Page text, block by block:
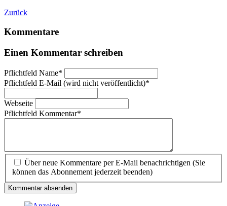
Zurück
Kommentare
Einen Kommentar schreiben
Pflichtfeld Name*
Pflichtfeld E-Mail (wird nicht veröffentlicht)*
Webseite
Pflichtfeld Kommentar*
Über neue Kommentare per E-Mail benachrichtigen (Sie
können das Abonnement jederzeit beenden)
Kommentar absenden